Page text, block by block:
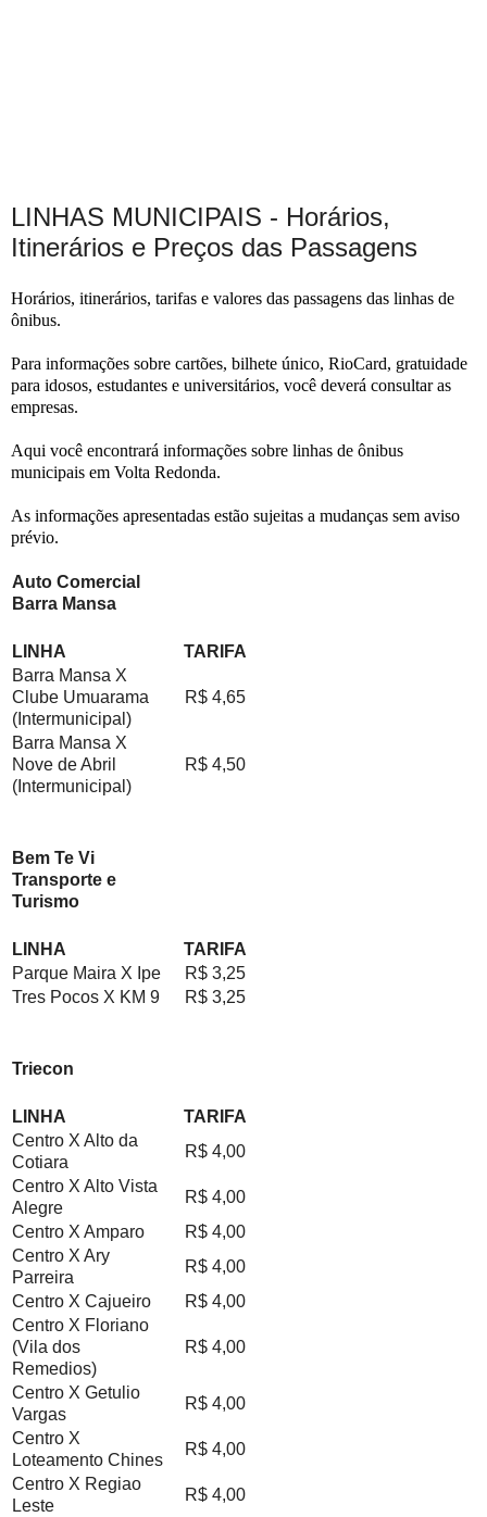
LINHAS MUNICIPAIS - Horários,
Itinerários e Preços das Passagens
Horários, itinerários, tarifas e valores das passagens das linhas de
ônibus.
Para informações sobre cartões, bilhete único, RioCard, gratuidade
para idosos, estudantes e universitários, você deverá consultar as
empresas.
Aqui você encontrará informações sobre linhas de ônibus
municipais em Volta Redonda.
As informações apresentadas estão sujeitas a mudanças sem aviso
prévio.
Auto Comercial
Barra Mansa
LINHA
TARIFA
Barra Mansa X
Clube Umuarama
(Intermunicipal)
R$ 4,65
Barra Mansa X
Nove de Abril
(Intermunicipal)
R$ 4,50
Bem Te Vi
Transporte e
Turismo
LINHA
TARIFA
Parque Maira X Ipe
R$ 3,25
Tres Pocos X KM 9
R$ 3,25
Triecon
LINHA
TARIFA
Centro X Alto da
Cotiara
R$ 4,00
Centro X Alto Vista
Alegre
R$ 4,00
Centro X Amparo
R$ 4,00
Centro X Ary
Parreira
R$ 4,00
Centro X Cajueiro
R$ 4,00
Centro X Floriano
(Vila dos
Remedios)
R$ 4,00
Centro X Getulio
Vargas
R$ 4,00
Centro X
Loteamento Chines
R$ 4,00
Centro X Regiao
Leste
R$ 4,00